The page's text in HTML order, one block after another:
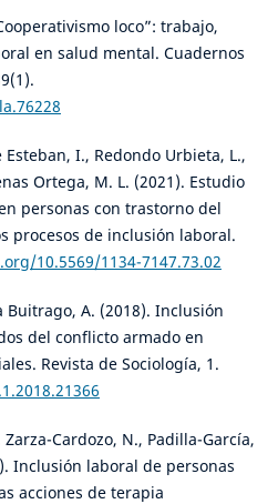
loco”: trabajo,
en salud mental. Cuadernos
I., Redondo Urbieta, L.,
Ortega, M. L. (2021). Estudio
personas con trastorno del
procesos de inclusión laboral.
10.5569/1134-7147.73.02
Buitrago, A. (2018). Inclusión
del conflicto armado en
Revista de Sociología, 1.
Cardozo, N., Padilla-García,
Inclusión laboral de personas
acciones de terapia